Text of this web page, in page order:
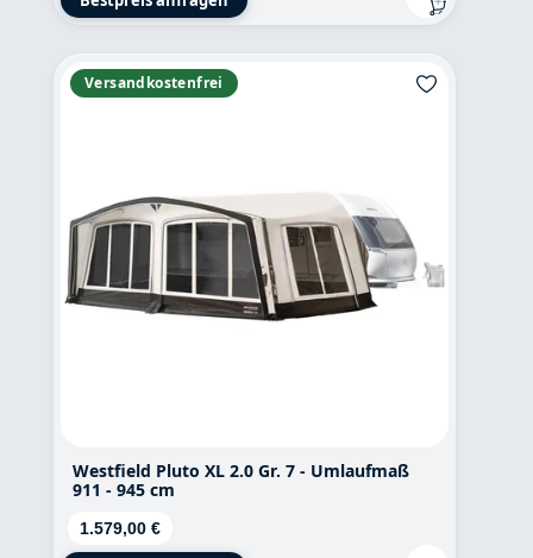
Versandkostenfrei
Westfield Pluto XL 2.0 Gr. 7 - Umlaufmaß
911 - 945 cm
Regulärer Preis:
1.579,00 €